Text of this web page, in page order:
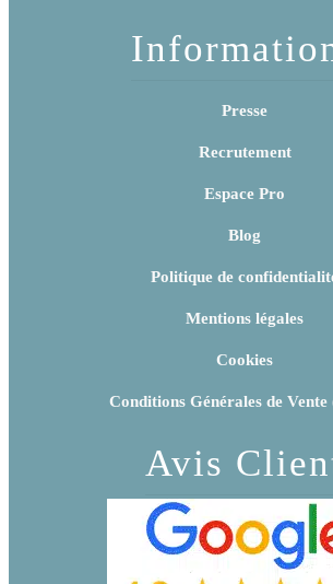
Presse
Recrutement
Espace Pro
Blog
Politique de
Mentions légales
Cookies
Conditions Générales de
Avis